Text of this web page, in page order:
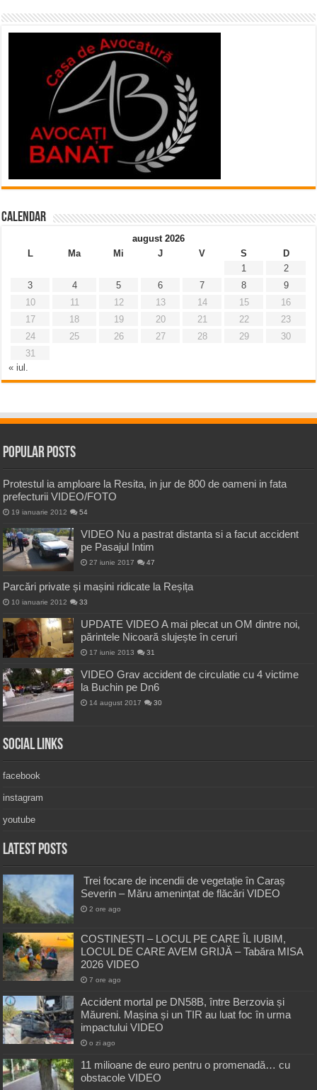
Calendar
august 2026
L
Ma Mi J V S
D
1
2
3
4 5 6 7 8
9
10
11 12 13 14 15
16
17
18 19 20 21 22
23
24
25 26 27 28 29
30
31
« iul.
Popular Posts
Protestul ia amploare la Resita, in jur de 800 de oameni in fata
prefecturii VIDEO/FOTO
19 ianuarie 2012 54
VIDEO Nu a pastrat distanta si a facut accident
pe Pasajul Intim
27 iunie 2017 47
Parcări private și mașini ridicate la Reșița
10 ianuarie 2012 33
UPDATE VIDEO A mai plecat un OM dintre noi,
părintele Nicoară slujește în ceruri
17 iunie 2013 31
VIDEO Grav accident de circulatie cu 4 victime
la Buchin pe Dn6
14 august 2017 30
Social Links
facebook
instagram
youtube
Latest Posts
Trei focare de incendii de vegetație în Caraș
Severin – Măru amenințat de flăcări VIDEO
2 ore ago
COSTINEȘTI – LOCUL PE CARE ÎL IUBIM,
LOCUL DE CARE AVEM GRIJĂ – Tabăra MISA
2026 VIDEO
7 ore ago
Accident mortal pe DN58B, între Berzovia și
Măureni. Mașina și un TIR au luat foc în urma
impactului VIDEO
o zi ago
11 milioane de euro pentru o promenadă… cu
obstacole VIDEO